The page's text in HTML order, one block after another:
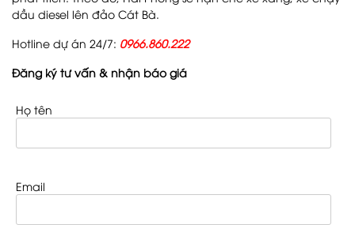
dầu diesel lên đảo Cát Bà.
Hotline dự án 24/7: 0966.860.222
Đăng ký tư vấn & nhận báo giá
Họ tên
Email